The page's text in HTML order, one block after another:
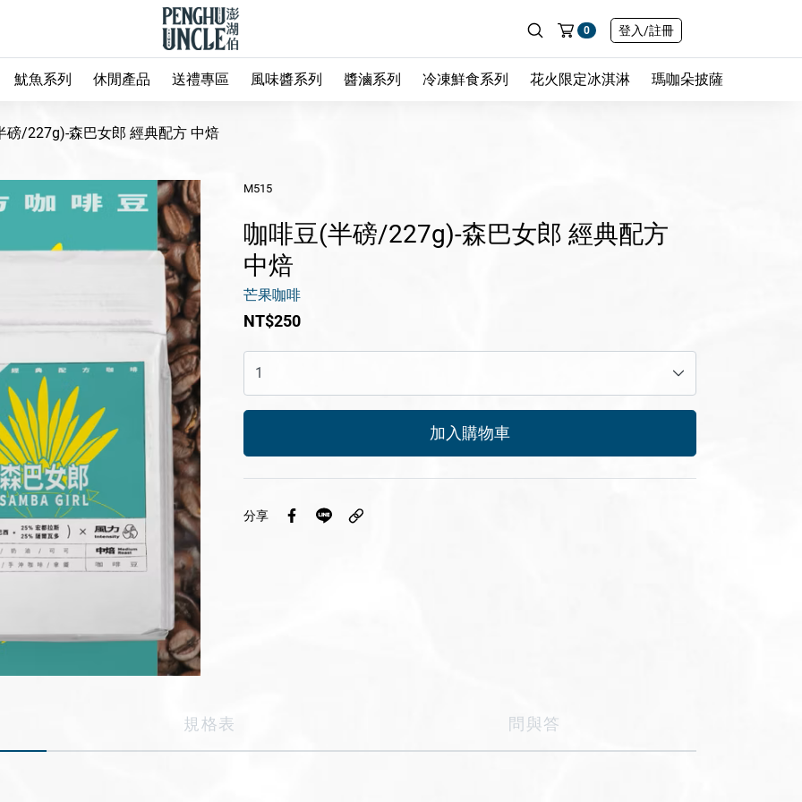
0 登入 /註冊
魷魚系列 休閒產品 送禮專區 風味醬系列 醬滷系列 冷凍鮮食系列 花火限定冰淇淋 瑪咖朵披薩
磅/227g)-森巴女郎 經典配方 中焙
M515
咖啡豆(半磅/227g)-森巴女郎 經典配方
中焙
芒果咖啡
NT$250
加入購物車
分享
規格表 問與答